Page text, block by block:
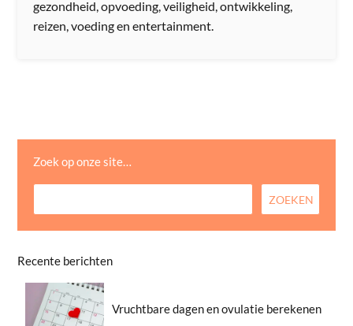
gezondheid, opvoeding, veiligheid, ontwikkeling,
reizen, voeding en entertainment.
Zoek op onze site…
Recente berichten
Vruchtbare dagen en ovulatie berekenen